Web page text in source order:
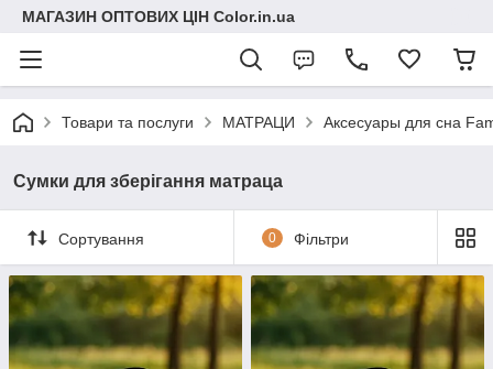
МАГАЗИН ОПТОВИХ ЦІН Color.in.ua
Товари та послуги МАТРАЦИ Аксесуары для сна
Сумки для зберігання матраца
Сортування 0 Фільтри